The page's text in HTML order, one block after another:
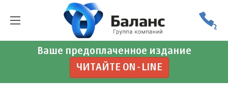
Ваше предоплаченное издание
ЧИТАЙТЕ ON-LINE